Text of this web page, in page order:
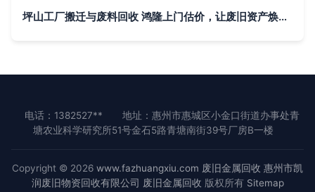
坪山工厂搬迁与废料回收 鸿隆上门估价，让废旧资产焕发新价值
电话：1382527**
地址：惠州市惠城区小金口街道办事处青
塘农业科学研究所51号金石5路青塘南街39号厂房B一楼
Copyright © 2026 www.fazhuangxiu.com 废旧金属回收 惠州市凯
润废旧物资回收有限公司 废旧金属回收 版权所有 Sitemap